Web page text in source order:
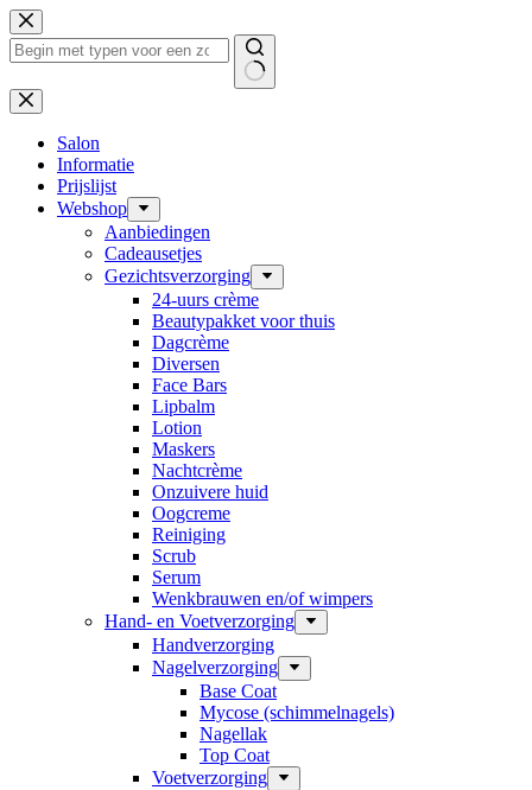
Ga
naar
de
Geen
resultaten
Salon
Informatie
Prijslijst
Webshop
Aanbiedingen
Cadeausetjes
Gezichtsverzorging
24-uurs crème
Beautypakket voor thuis
Dagcrème
Diversen
Face Bars
Lipbalm
Lotion
Maskers
Nachtcrème
Onzuivere huid
Oogcreme
Reiniging
Scrub
Serum
Wenkbrauwen en/of wimpers
Hand- en Voetverzorging
Handverzorging
Nagelverzorging
Base Coat
Mycose (schimmelnagels)
Nagellak
Top Coat
Voetverzorging